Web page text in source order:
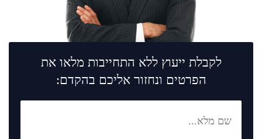
לקבלת ייעוץ ללא התחייבות מלאו את
הפרטים ונחזור אליכם בהקדם: